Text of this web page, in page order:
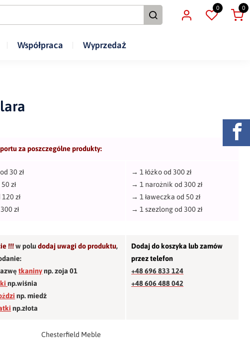
0 0
Współpraca Wyprzedaż
za poszczególne produkty:
30 zł
zł
zł
zł
→1 łóżko od 300 zł
→1 narożnik od 300 zł
→1 ławeczka od 50 zł
→1 szezlong od 300 zł
!!!w poludodaj uwagi do produktu,
tkaninynp. zoja 01
np.wiśnia
np. miedź
np.złota
Dodaj do koszyka lub zamów
przez telefon
+48 696 833 124
+48 606 488 042
Chesterfield Meble